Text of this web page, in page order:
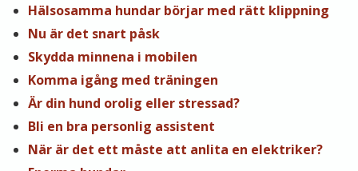
Hälsosamma hundar börjar med rätt klippning
Nu är det snart påsk
Skydda minnena i mobilen
Komma igång med träningen
Är din hund orolig eller stressad?
Bli en bra personlig assistent
När är det ett måste att anlita en elektriker?